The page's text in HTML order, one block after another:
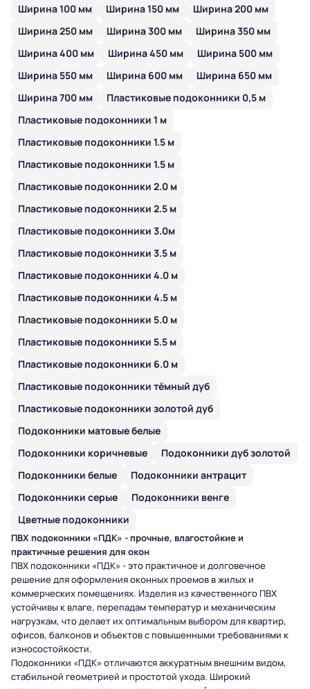
Ширина 100 мм Ширина 150 мм
Ширина 200 мм
Ширина 250 мм
Ширина 300 мм
Ширина 350 мм
Ширина 400 мм
Ширина 450 мм
Ширина 500 мм
Ширина 550 мм
Ширина 600 мм
Ширина 650 мм
Ширина 700 мм
Пластиковые подоконники 0,5 м
Пластиковые подоконники 1 м
Пластиковые подоконники 1.5 м
Пластиковые подоконники 1.5 м
Пластиковые подоконники 2.0 м
Пластиковые подоконники 2.5 м
Пластиковые подоконники 3.0м
Пластиковые подоконники 3.5 м
Пластиковые подоконники 4.0 м
Пластиковые подоконники 4.5 м
Пластиковые подоконники 5.0 м
Пластиковые подоконники 5.5 м
Пластиковые подоконники 6.0 м
Пластиковые подоконники тёмный дуб
Пластиковые подоконники золотой дуб
Подоконники матовые белые
Подоконники коричневые
Подоконники дуб золотой
Подоконники белые
Подоконники антрацит
Подоконники серые
Подоконники венге
Цветные подоконники
ПВХ подоконники «ПДК» - прочные, влагостойкие и
практичные решения для окон
ПВХ подоконники «ПДК» - это практичное и долговечное
решение для оформления оконных проемов в жилых и
коммерческих помещениях. Изделия из качественного ПВХ
устойчивы к влаге, перепадам температур и механическим
нагрузкам, что делает их оптимальным выбором для квартир,
офисов, балконов и объектов с повышенными требованиями к
износостойкости.
Подоконники «ПДК» отличаются аккуратным внешним видом,
стабильной геометрией и простотой ухода. Широкий